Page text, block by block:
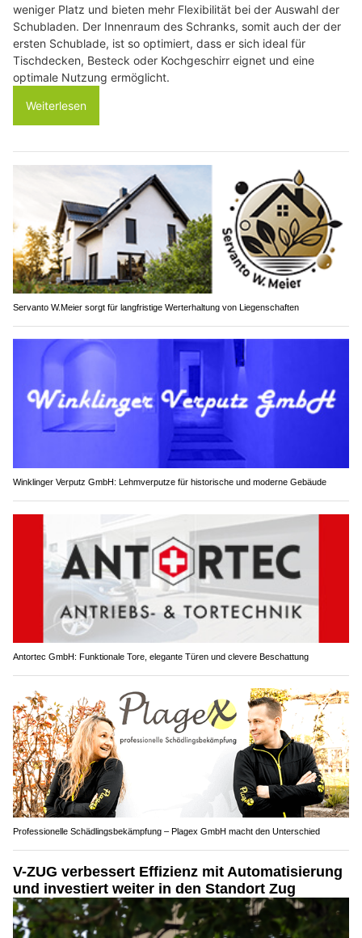
weniger Platz und bieten mehr Flexibilität bei der Auswahl der
Schubladen. Der Innenraum des Schranks, somit auch der der
ersten Schublade, ist so optimiert, dass er sich ideal für
Tischdecken, Besteck oder Kochgeschirr eignet und eine
optimale Nutzung ermöglicht.
Weiterlesen
Servanto W.Meier sorgt für langfristige Werterhaltung von Liegenschaften
Winklinger Verputz GmbH: Lehmverputze für historische und moderne Gebäude
Antortec GmbH: Funktionale Tore, elegante Türen und clevere Beschattung
Professionelle Schädlingsbekämpfung – Plagex GmbH macht den Unterschied
V-ZUG verbessert Effizienz mit Automatisierung
und investiert weiter in den Standort Zug